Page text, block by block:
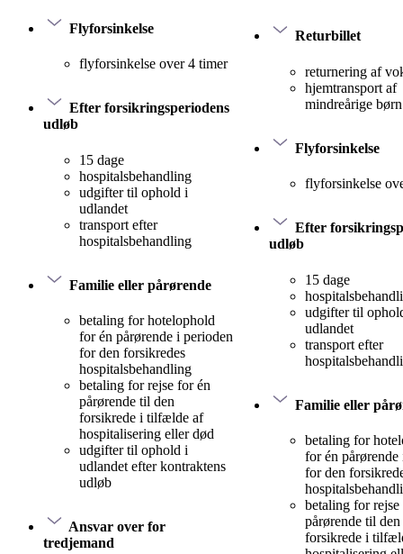
Flyforsinkelse
flyforsinkelse over 4 timer
Efter forsikringsperiodens
udløb
15 dage
hospitalsbehandling
udgifter til ophold i
udlandet
transport efter
hospitalsbehandling
Familie eller pårørende
betaling for hotelophold
for én pårørende i perioden
for den forsikredes
hospitalsbehandling
betaling for rejse for én
pårørende til den
forsikrede i tilfælde af
hospitalisering eller død
udgifter til ophold i
udlandet efter kontraktens
udløb
Ansvar over for
tredjemand
Returbillet
returnering af
hjemtransport af
mindreårige børn
Flyforsinkelse
flyforsinkelse
Efter
udløb
15 dage
udgifter til
udlandet
transport efter
Familie eller
betaling for
for én pårørende
for den
betaling for rejse
pårørende til den
forsikrede i